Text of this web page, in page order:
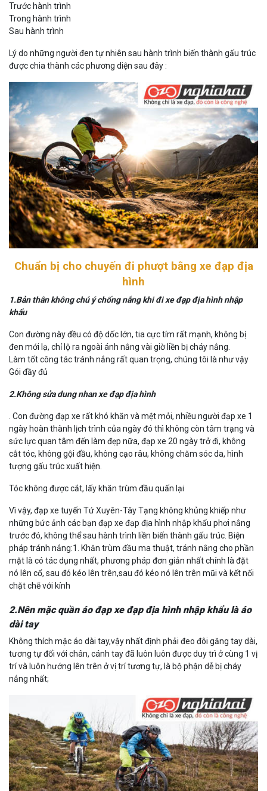
Trước hành trình
Trong hành trình
Sau hành trình
Lý do những người đen tự nhiên sau hành trình biến thành gấu trúc
được chia thành các phương diện sau đây :
Chuẩn bị cho chuyến đi phượt bằng xe đạp địa
hình
1.Bản thân không chú ý chống nắng khi đi xe đạp địa hình nhập
khẩu
Con đường này đều có độ dốc lớn, tia cực tím rất mạnh, không bị
đen mới lạ, chỉ lộ ra ngoài ánh nắng vài giờ liền bị cháy nắng.
Làm tốt công tác tránh nắng rất quan trọng, chúng tôi là như vậy
Gói đầy đủ
2.Không sửa dung nhan xe đạp địa hình
. Con đường đạp xe rất khó khăn và mệt mỏi, nhiều người đạp xe 1
ngày hoàn thành lịch trình của ngày đó thì không còn tâm trạng và
sức lực quan tâm đến làm đẹp nữa, đạp xe 20 ngày trở đi, không
cắt tóc, không gội đầu, không cạo râu, không chăm sóc da, hình
tượng gấu trúc xuất hiện.
Tóc không được cắt, lấy khăn trùm đầu quấn lại
Vì vậy, đạp xe tuyến Tứ Xuyên-Tây Tạng không khủng khiếp như
những bức ảnh các bạn đạp xe đạp địa hình nhập khẩu phơi nắng
trước đó, không thể sau hành trình liền biến thành gấu trúc. Biện
pháp tránh nắng:1. Khăn trùm đầu ma thuật, tránh nắng cho phần
mặt là có tác dụng nhất, phương pháp đơn giản nhất chính là đặt
nó lên cổ, sau đó kéo lên trên,sau đó kéo nó lên trên mũi và kết nối
chặt chẽ với kính
2.Nên mặc quần áo đạp xe đạp địa hình nhập khẩu là áo
dài tay
Không thích mặc áo dài tay,vậy nhất định phải đeo đôi găng tay dài,
tương tự đối với chân, cánh tay đã luôn luôn được duy trì ở cùng 1 vị
trí và luôn hướng lên trên ở vị trí tương tự, là bộ phận dễ bị cháy
nắng nhất;